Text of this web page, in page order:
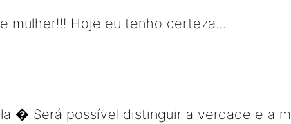
mulher!!! Hoje eu tenho certeza...
� Será possível distinguir a verdade e a